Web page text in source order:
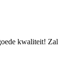
kwaliteit! Zal